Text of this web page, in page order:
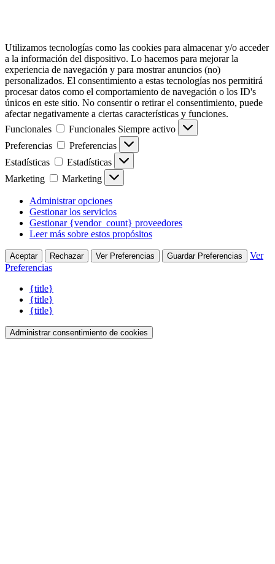
Utilizamos tecnologías como las cookies para almacenar y/o acceder
a la información del dispositivo. Lo hacemos para mejorar la
experiencia de navegación y para mostrar anuncios (no)
personalizados. El consentimiento a estas tecnologías nos permitirá
procesar datos como el comportamiento de navegación o los ID's
únicos en este sitio. No consentir o retirar el consentimiento, puede
afectar negativamente a ciertas características y funciones.
Funcionales
Funcionales Siempre activo
Preferencias
Preferencias
Estadísticas
Estadísticas
Marketing
Marketing
Administrar opciones
Gestionar los servicios
Gestionar {vendor_count} proveedores
Leer más sobre estos propósitos
Aceptar Rechazar Ver Preferencias Guardar Preferencias
Ver
Preferencias
{title}
{title}
{title}
Administrar consentimiento de cookies